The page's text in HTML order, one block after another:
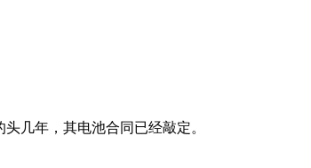
几年，其电池合同已经敲定。